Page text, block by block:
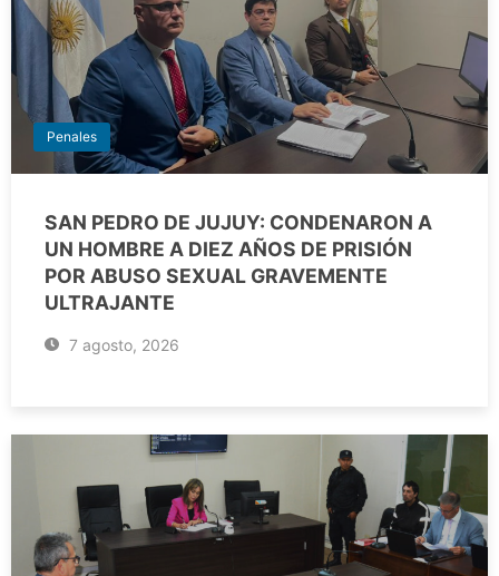
Penales
SAN PEDRO DE JUJUY: CONDENARON A
UN HOMBRE A DIEZ AÑOS DE PRISIÓN
POR ABUSO SEXUAL GRAVEMENTE
ULTRAJANTE
7 agosto, 2026